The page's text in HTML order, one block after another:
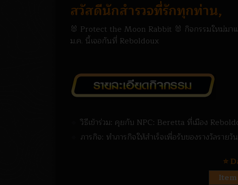
สวัสดีนักสำรวจที่รักทุกท่าน,
🐰 Protect the Moon Rabbit 🐰 กิจกรรมใหม่มา
ม.ค. นี้เจอกันที่ Reboldoux
🔸วิธีเข้าร่วม: คุยกับ NPC: Beretta ที่เมือง
ภารกิจ: ทำภารกิจให้สำเร็จเพื่อรับของรางวัลรายวัน
⭐️